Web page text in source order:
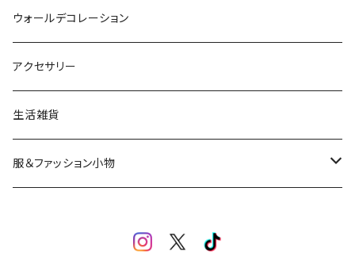
ウォールデコレーション
アクセサリー
生活雑貨
服＆ファッション小物